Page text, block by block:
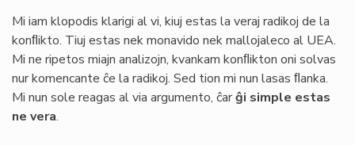
Mi iam klopodis klarigi al vi, kiuj estas la veraj radikoj de la
konﬂikto. Tiuj estas nek monavido nek mallojaleco al UEA.
Mi ne ripetos miajn analizojn, kvankam konﬂikton oni solvas
nur komencante ĉe la radikoj. Sed tion mi nun lasas ﬂanka.
Mi nun sole reagas al via argumento, ĉarĝi simple estas
ne vera.